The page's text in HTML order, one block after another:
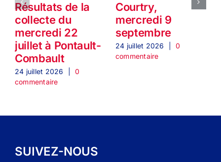
Résultats de la
collecte du
mercredi 22
juillet à Pontault-
Combault
24 juillet 2026
0
commentaire
Courtry,
mercredi 9
septembre
24 juillet 2026
0
commentaire
SUIVEZ-NOUS